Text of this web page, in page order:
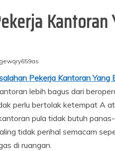
Pekerja Kantoran
lebih bagus dari
perlu bertolak ketempat A
pula tidak butuh
tidak perihal semacam
di ruangan.